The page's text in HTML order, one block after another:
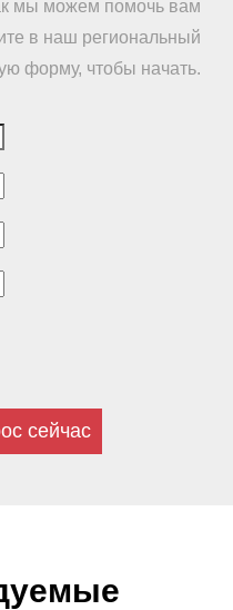
мы можем помочь вам
в наш региональный
форму, чтобы начать.
сейчас